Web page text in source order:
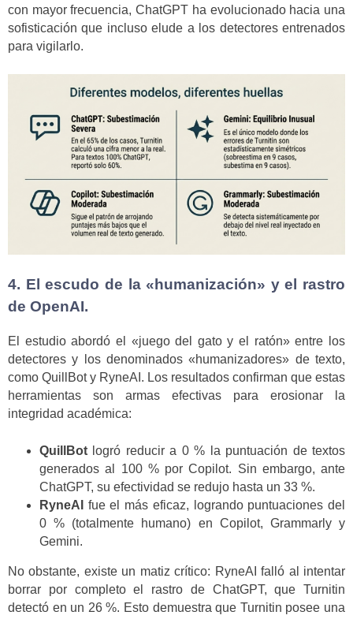
con mayor frecuencia, ChatGPT ha evolucionado hacia una
sofisticación que incluso elude a los detectores entrenados
para vigilarlo.
4. El escudo de la «humanización» y el rastro
de OpenAI.
El estudio abordó el «juego del gato y el ratón» entre los
detectores y los denominados «humanizadores» de texto,
como QuillBot y RyneAI. Los resultados confirman que estas
herramientas son armas efectivas para erosionar la
integridad académica:
QuillBot logró reducir a 0 % la puntuación de textos
generados al 100 % por Copilot. Sin embargo, ante
ChatGPT, su efectividad se redujo hasta un 33 %.
RyneAI
fue el más eficaz, logrando puntuaciones del
0 % (totalmente humano) en Copilot, Grammarly y
Gemini.
No obstante, existe un matiz crítico: RyneAI falló al intentar
borrar por completo el rastro de ChatGPT, que Turnitin
detectó en un 26 %. Esto demuestra que Turnitin posee una